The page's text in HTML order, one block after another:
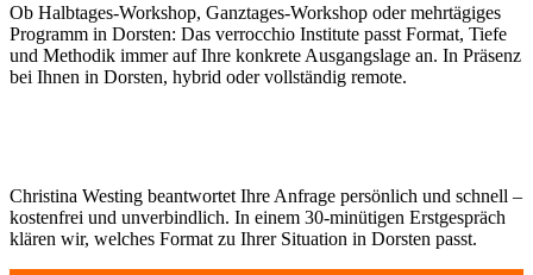
Ob Halbtages-Workshop, Ganztages-Workshop oder mehrtägiges
Programm in Dorsten: Das verrocchio Institute passt Format, Tiefe
und Methodik immer auf Ihre konkrete Ausgangslage an. In Präsenz
bei Ihnen in Dorsten, hybrid oder vollständig remote.
Christina Westing beantwortet Ihre Anfrage persönlich und schnell –
kostenfrei und unverbindlich. In einem 30-minütigen Erstgespräch
klären wir, welches Format zu Ihrer Situation in Dorsten passt.